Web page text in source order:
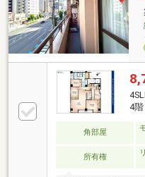
交換・トイレ交換
リーニング等
4
角部屋
所有権